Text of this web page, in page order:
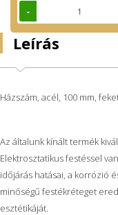
-
Leírás
Házszám, acél, 100 mm,
Az általunk kínált termék
Elektrosztatikus festéssel
időjárás hatásai, a korrózió
minőségű festékréteget
esztétikáját.